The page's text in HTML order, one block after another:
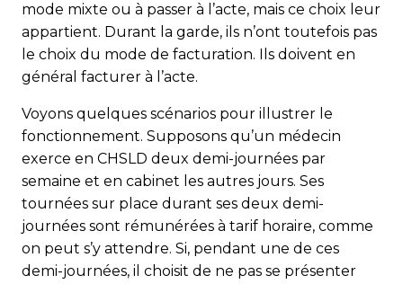
mode mixte ou à passer à l’acte, mais ce choix leur
appartient. Durant la garde, ils n’ont toutefois pas
le choix du mode de facturation. Ils doivent en
général facturer à l’acte.
Voyons quelques scénarios pour illustrer le
fonctionnement. Supposons qu’un médecin
exerce en CHSLD deux demi-journées par
semaine et en cabinet les autres jours. Ses
tournées sur place durant ses deux demi-
journées sont rémunérées à tarif horaire, comme
on peut s’y attendre. Si, pendant une de ces
demi-journées, il choisit de ne pas se présenter